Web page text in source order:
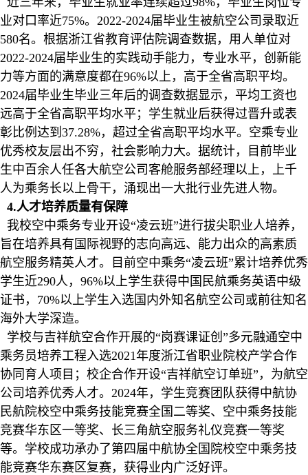
业对口率近75%。2022-2024届毕业生被航空公司录取近
580名。根据浙江省教育评估院调查数据，用人单位对
2022-2024届毕业生的实践动手能力，专业水平，创新能
力等方面的满意度都在96%以上，高于全省高职平均。
2024届毕业生毕业三年后的调查数据显示，平均工资也
远高于全省高职平均水平；学生就业后获得过晋升或表
彰比例达到37.28%，超过全省高职平均水平。空乘专业
优秀校友层出不穷，社会影响力大。据统计，目前毕业
生中百余人任各大航空公司客舱服务部经理以上，上千
人为乘务长以上骨干，涌现出一大批行业先进人物。
4.人才培养质量有保障
我校空中乘务专业开设“凌云班”进行拔尖职业人培养，
旨在培养具有国际视野的志向高远、能力出众的高素质
航空服务精英人才。目前空中乘务“凌云班”累计培养优秀
学生近290人，96%以上学生获得中国民航乘务英语中级
证书，70%以上学生入选国内外知名航空公司或前往知名
海外大学深造。
学校与吉祥航空合作开展的“岗赛课证创”多元融通空中
乘务员培养工程入选2021年度浙江省职业院校产学合作
协同育人项目；校企合作开设“吉祥航空订单班”，为航空
公司培养优秀人才。2024年，学生竞赛团队获得中航协
民航院校空中乘务技能竞赛全国二等奖、空中乘务技能
竞赛华东区一等奖、长三角航空服务礼仪竞赛一等奖
等。学校成功承办了第四届中航协全国院校空中乘务技
能竞赛华东赛区复赛，获得业内广泛好评。